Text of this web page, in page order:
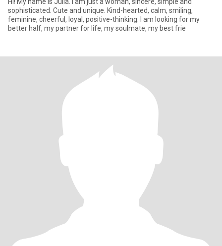
sophisticated. Cute and unique. Kind-hearted, calm, smiling,
feminine, cheerful, loyal, positive-thinking. I am looking for my
better half, my partner for life, my soulmate, my best frie